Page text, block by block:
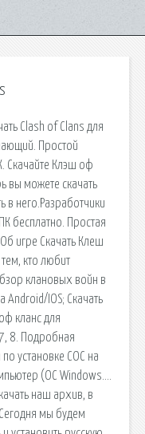
Clash of Clans для
Простой
Скачайте Клэш оф
вы можете скачать
в него.Разработчики
бесплатно. Простая
игре Скачать Клеш
кто любит
клановых войн в
Android/IOS; Скачать
кланс для
8. Подробная
установке COC на
(ОС Windows….
наш архив, в
мы будем